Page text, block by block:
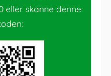
eller skanne denne